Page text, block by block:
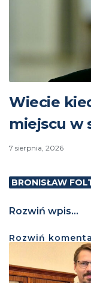
Wiecie
miejscu w
7 sierpnia, 2026
BRONISŁAW
Rozwiń wpis...
Rozwiń